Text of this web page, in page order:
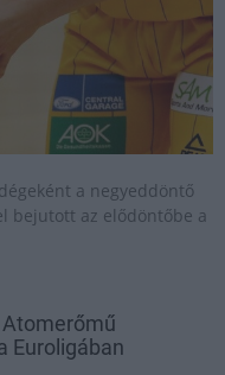
a negyeddöntő
bejutott az elődöntőbe a
Euroligában